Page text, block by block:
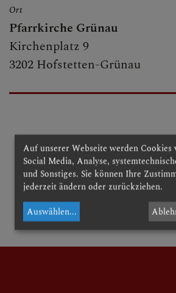
Ort
Pfarrkirche Grünau
Kirchenplatz 9
3202 Hofstetten-Grünau
zurück
Auf unserer Webseite werden Cookies
Social Media, Analyse,
und Sonstiges. Sie können Ihre
jederzeit ändern oder zurückziehen.
Auswählen...